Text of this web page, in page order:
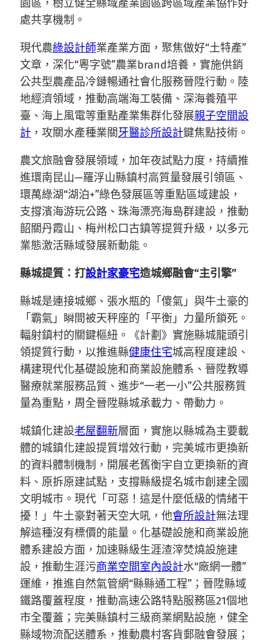
園區，樹立健全縣域產業園區跨區域產業協作好
處共享機制。
現代農綠設計師業產業方面，聚焦做好“土特產”
文章，深化“粵字號”農業brand培養，實施供銷
公共型農產品冷鏈暢通社會化服務晉陞行動。陸
地經濟領域，推動高端海工裝備、深海養殖平
臺、海上風電等重點產業集群化發展親子空間設
計 ，攻關水產種業關牙醫診所設計鍵焦點技術。
農文旅融會發展領域，加年夜試點力度，持續推
進環南昆山—羅浮山縣鎮村高質量發展引領區、
環萬綠湖“湖泊+”綠色發展區等重點區域建設，
支撐濱海游玩公路、珠海漂亮海島群建設，推動
韶關丹霞山、梅州松口古鎮等提質升級，以多元
業態激活縣域發展新動能。
縣城提質：打設計家豪宅造城鄉融會“主引擎”
縣城是連接城鄉、張水瓶的「傻氣」與牛土豪的
「霸氣」瞬間被天秤座的「平衡」力量所鎖死。
輻射鎮村的關鍵樞紐。《計劃》實施縣城龍頭引
領提質行動，以推進縣健康住宅城高程度建設、
構建現代化基礎設施和商業設施體系、晉陞教導
醫療就業服務品質、進步“一老一小”公共服務質
量為重點，周全晉陞縣城承載力、帶動力。
城鎮化建設老屋翻新層面，實施以縣城為主要載
體的城鎮化建設提質增效行動，完美城市更換新
的資料體制機制，開展老舊衡宇自立更換新的資
料、原拆原建試點，支撐縣級提名城市創建全國
文明城市。現代「可惡！這是什麼低級的情緒干
擾！」牛土豪對著天空大吼，他會所設計無法理
解這種沒有標價的能量。化基礎設施和商業設施
體系建設方面，加速縣級生涯渣滓焚燒設施建
設，推動生涯污商業空間室內設計水“廠網一體”
運維，推進自然氣管網“縣縣通工程”；晉陞縣域
鐵路覆蓋程度，推動高速公路特點服務區21個地
市全覆蓋；完美縣鎮村三級商業網點設施，健全
縣域物流配送體系，推動農村客貨郵融會發展；